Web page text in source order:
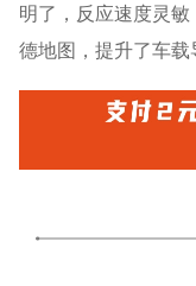
明了，反应速度灵
德地图，提升了车载